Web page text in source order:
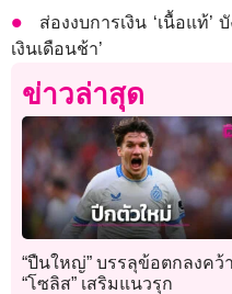
ส่องงบการเงิน ‘เนื้อแท้’
เงินเดือนช้า’
ข่าวล่าสุด
“ปืนใหญ่” บรรลุข้อตกลงคว้า
“โซลิส” เสริมแนวรุก